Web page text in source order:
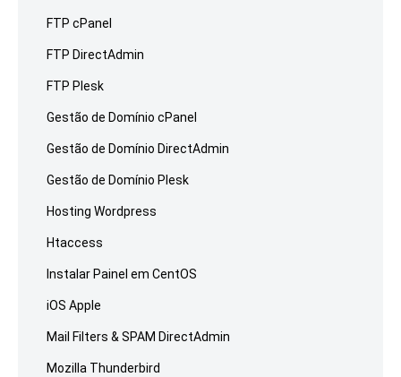
FTP cPanel
FTP DirectAdmin
FTP Plesk
Gestão de Domínio cPanel
Gestão de Domínio DirectAdmin
Gestão de Domínio Plesk
Hosting Wordpress
Htaccess
Instalar Painel em CentOS
iOS Apple
Mail Filters & SPAM DirectAdmin
Mozilla Thunderbird